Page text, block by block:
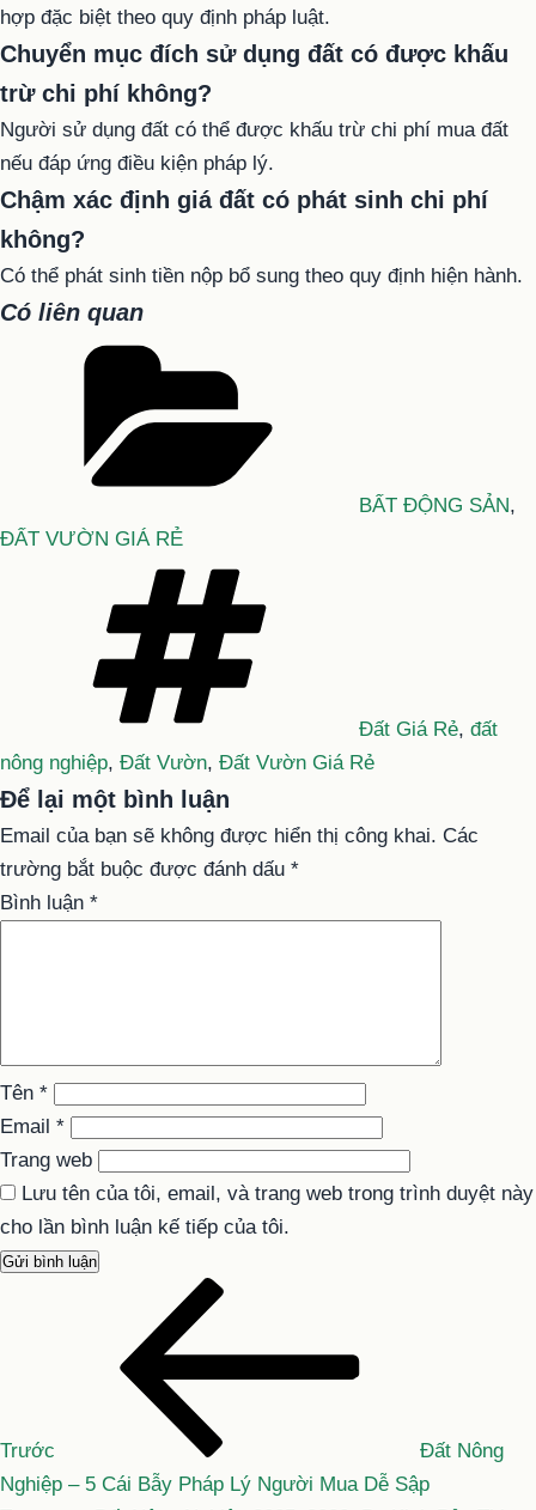
hợp đặc biệt theo quy định pháp luật.
Chuyển mục đích sử dụng đất có được khấu
trừ chi phí không?
Người sử dụng đất có thể được khấu trừ chi phí mua đất
nếu đáp ứng điều kiện pháp lý.
Chậm xác định giá đất có phát sinh chi phí
không?
Có thể phát sinh tiền nộp bổ sung theo quy định hiện hành.
Có liên quan
BẤT ĐỘNG SẢN,
ĐẤT VƯỜN GIÁ RẺ
Đất Giá Rẻ, đất
nông nghiệp, Đất Vườn, Đất Vườn Giá Rẻ
Để lại một bình luận
Email của bạn sẽ không được hiển thị công khai. Các
trường bắt buộc được đánh dấu *
Bình luận *
Tên *
Email *
Trang web
Lưu tên của tôi, email, và trang web trong trình duyệt này
cho lần bình luận kế tiếp của tôi.
viết
Trước
Đất Nông
Nghiệp – 5 Cái Bẫy Pháp Lý Người Mua Dễ Sập